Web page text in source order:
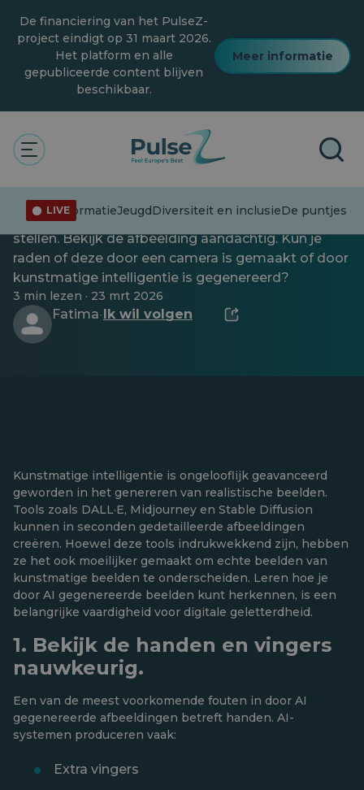
naar
hoofdinhoud
De financiering van het PulseZ-
project eindigt op 31 maart 2026.
Het platform en alle
gepubliceerde content blijven
beschikbaar.
Meer informatie
LIVE
DesinformatieJeugdDiversiteit en inclusieDe puntjes
Actualiteit Algemeen Desinformatie
Is dit AI of niet? Raad eens.
Tijd om je detectivevaardigheden op de proef te
stellen. Bekijk de afbeelding aandachtig. Kun je
raden of deze door een camera is gemaakt of door
kunstmatige intelligentie is gegenereerd?
3 min lezen · 23 mrt 2026
Fatima· Ik wil volgen
Kunstmatige intelligentie is ongelooflijk geavanceerd
geworden in het genereren van realistische beelden.
Tools zoals DALL·E, Midjourney en Stable Diffusion
kunnen in seconden gedetailleerde afbeeldingen
creëren. Hoewel deze tools indrukwekkend zijn, hebben
ze het ook moeilijker gemaakt om echte beelden van
kunstmatige beelden te onderscheiden. Leren hoe je
door AI gegenereerde beelden kunt herkennen, is een
belangrijke vaardigheid voor digitale geletterdheid.
1. Bekijk de handen en vingers
nauwkeurig.
Een van de meest voorkomende fouten in door AI
gegenereerde afbeeldingen betreft handen. AI-
systemen produceren vaak:
Extra vingers